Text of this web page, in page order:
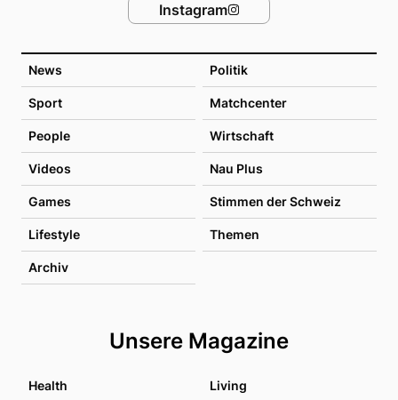
News Politik
Sport Matchcenter
People Wirtschaft
Videos Nau Plus
Games Stimmen der Schweiz
Lifestyle Themen
Archiv
Unsere Magazine
Health Living
Instagram